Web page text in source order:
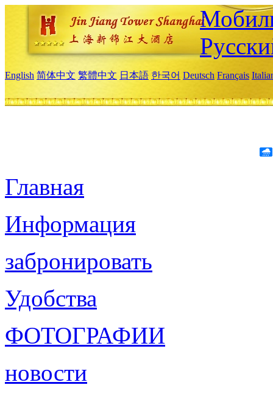
English 简体中文 繁體中文 日本語 한국어 Deutsch Français
Главная
Информация
забронировать
Удобства
ФОТОГРАФИИ
новости